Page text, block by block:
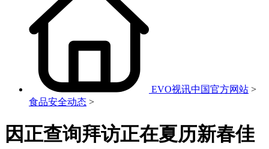
EVO视讯中国官方网站 >
食品安全动态 >
因正查询拜访正在夏历新春佳